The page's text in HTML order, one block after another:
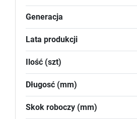
Generacja
Lata produkcji
Ilość (szt)
Długosć (mm)
Skok roboczy (mm)